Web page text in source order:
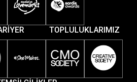
TOPLULUKLARIMIZ